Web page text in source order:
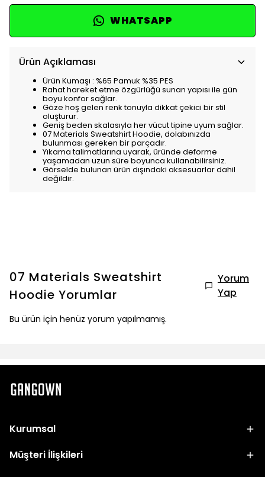
WHATSAPP
Ürün Açıklaması
Ürün Kumaşı : %65 Pamuk %35 PES
Rahat hareket etme özgürlüğü sunan yapısı ile gün
boyu konfor sağlar.
Göze hoş gelen renk tonuyla dikkat çekici bir stil
oluşturur.
Geniş beden skalasıyla her vücut tipine uyum sağlar.
07 Materials Sweatshirt Hoodie, dolabınızda
bulunması gereken bir parçadır.
Yıkama talimatlarına uyarak, üründe deforme
yaşamadan uzun süre boyunca kullanabilirsiniz.
Görselde bulunan ürün dışındaki aksesuarlar dahil
değildir.
07 Materials Sweatshirt
Hoodie Yorumlar
Yorum
Yap
Bu ürün için henüz yorum yapılmamış.
Kurumsal
Müşteri İlişkileri